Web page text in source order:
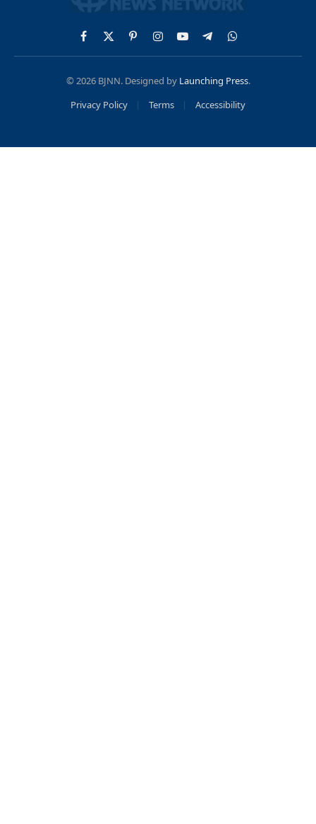
Facebook
X
(Twitter)
PinterestInstagram
YouTubeTelegramWhatsApp
© 2026 BJNN. Designed by Launching Press.
Privacy Policy
Terms Accessibility